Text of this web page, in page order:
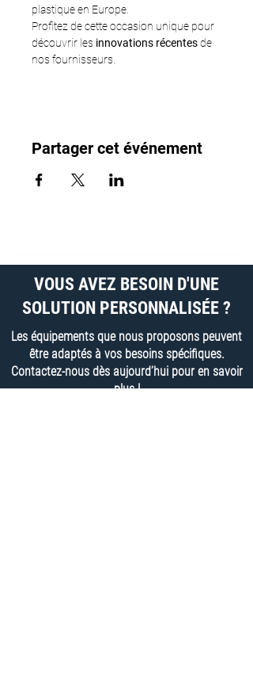
plastique en Europe.
Profitez de cette occasion unique pour
découvrir les innovations récentes de
nos fournisseurs.
Partager cet événement
VOUS AVEZ BESOIN D'UNE
SOLUTION PERSONNALISÉE ?
Les équipements que nous proposons peuvent
être adaptés à vos besoins spécifiques.
Contactez-nous dès aujourd’hui pour en savoir
plus !